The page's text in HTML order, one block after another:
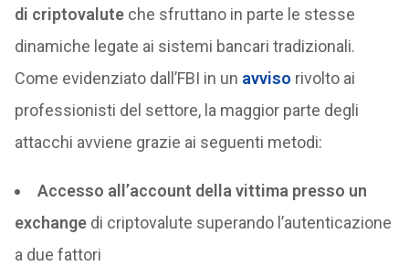
di criptovaluteche sfruttano in parte le stesse
dinamiche legate ai sistemi bancari tradizionali.
Come evidenziato dall’FBI in un avviso rivolto ai
professionisti del settore, la maggior parte degli
attacchi avviene grazie ai seguenti metodi:
Accesso all’account della vittima presso un
exchangedi criptovalute superando l’autenticazione
a due fattori